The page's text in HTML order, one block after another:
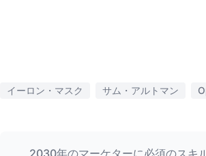
イーロン・マスク サム・アルトマン
2030年のマーケターに必須のスキ